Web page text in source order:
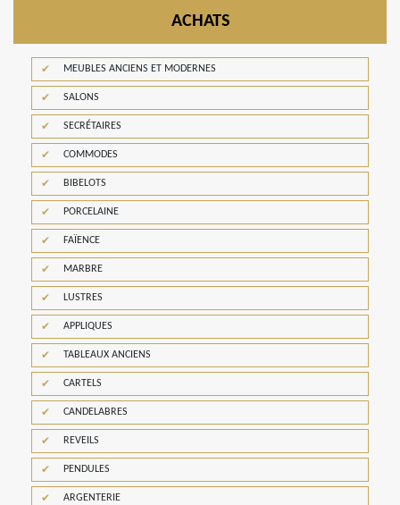
ACHATS
MEUBLES ANCIENS ET MODERNES
SALONS
SECRÉTAIRES
COMMODES
BIBELOTS
PORCELAINE
FAÏENCE
MARBRE
LUSTRES
APPLIQUES
TABLEAUX ANCIENS
CARTELS
CANDELABRES
REVEILS
PENDULES
ARGENTERIE